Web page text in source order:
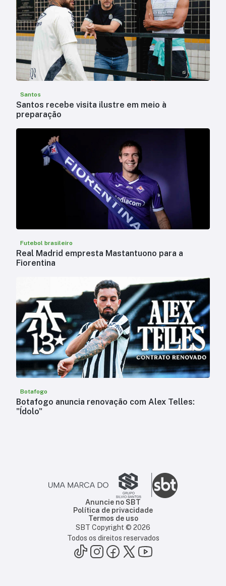
Santos
Santos recebe visita ilustre em meio à
preparação
Futebol brasileiro
Real Madrid empresta Mastantuono para a
Fiorentina
Botafogo
Botafogo anuncia renovação com Alex Telles:
"Ídolo"
Anuncie no SBT
Política de privacidade
Termos de uso
SBT Copyright © 2026
Todos os direitos reservados